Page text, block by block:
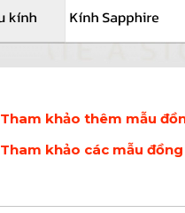
Tham khảo thêm mẫu
Tham khảo các mẫu đồng